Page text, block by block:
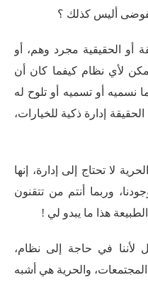
الفوضى أليس كذلك ؟
أو الحقيقية مجرد وهم، أو
لأي نظام كيفما كان أن
نسميه أو تسميه أو تلوح له
إدارة ذكية للخيارات،
لا تحتاج إلى إدارة، إنها
وربما أنتم من تتقنون
هذا ما يبدو لي !
في حاجة إلى نظام،
والحرية هي أشبه